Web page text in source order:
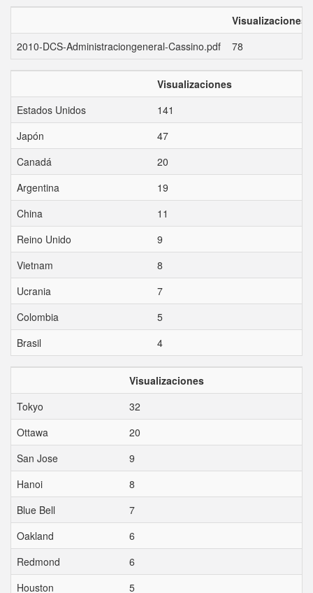
Visualizaciones
2010-DCS-Administraciongeneral-Cassino.pdf
78
Visualizaciones
Estados Unidos
141
Japón
47
Canadá
20
Argentina
19
China
11
Reino Unido
9
Vietnam
8
Ucrania
7
Colombia
5
Brasil
4
Visualizaciones
Tokyo
32
Ottawa
20
San Jose
9
Hanoi
8
Blue Bell
7
Oakland
6
Redmond
6
Houston
5